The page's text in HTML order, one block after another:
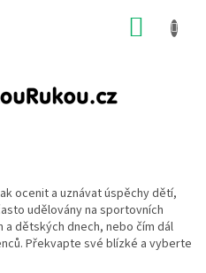
ocenit a uznávat úspěchy dětí,
udělovány na sportovních
a dětských dnech, nebo čím dál
Překvapte své blízké a vyberte